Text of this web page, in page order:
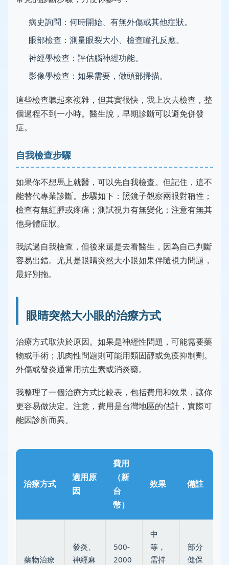
病史詢問：何時開始、有無外傷或其他症狀。
眼部檢查：測量眼裂大小、檢查瞳孔反應。
神經學檢查：評估腦神經功能。
影像學檢查：如果需要，做頭部掃描。
這些檢查聽起來複雜，但其實很快，我上次去檢查，整
個過程不到一小時。醫生說，早期診斷可以避免併發
症。
自我檢查步驟
如果你不想馬上就醫，可以先自我檢查。但記住，這不
能替代專業診斷。步驟如下：照鏡子觀察兩眼對稱性；
檢查有無紅腫或疼痛；測試視力有無變化；注意有無其
他身體症狀。
我試過自我檢查，但後來還是去看醫生，因為自己判斷
容易出錯。尤其是眼睛突然大小眼如果伴隨視力問題，
最好別拖。
眼睛突然大小眼的治療方式
治療方式取決於原因。如果是神經性問題，可能需要藥
物或手術；肌肉性問題則可能用類固醇或免疫抑制劑。
外傷或發炎通常用抗生素或消炎藥。
我整理了一個治療方式比較表，包括費用和效果，讓你
更容易做決定。注意，費用是台灣地區的估計，實際可
能因診所而異。
治療方式
適用原
因
費用
（新
台
幣）
效果 備註
藥物治療
發炎、
神經麻
500-
2000
中
等，
需持
部分
健保